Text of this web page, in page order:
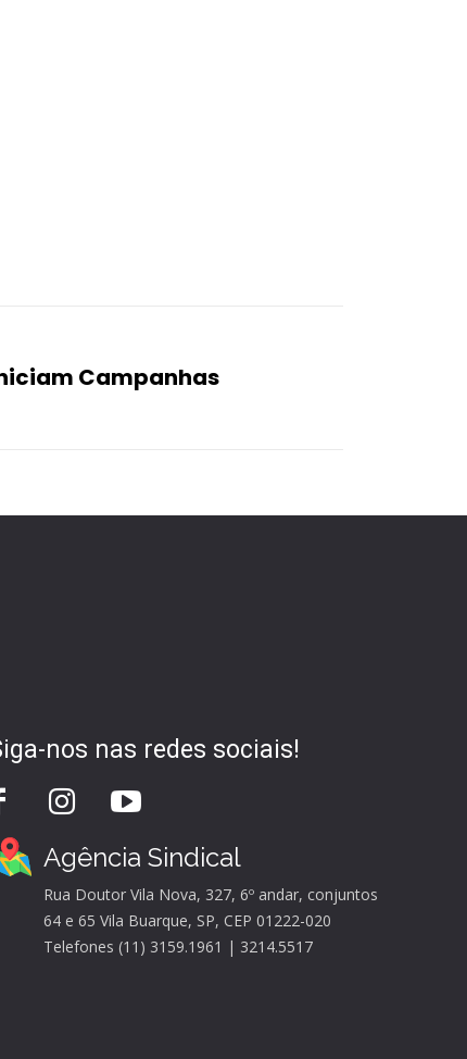
Campanhas
nos nas redes sociais!
Agência Sindical
Rua Doutor Vila Nova, 327, 6º andar, conjuntos
64 e 65 Vila Buarque, SP, CEP 01222-020
Telefones (11) 3159.1961 | 3214.5517